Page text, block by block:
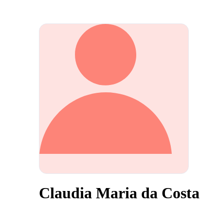
Claudia Maria da Costa